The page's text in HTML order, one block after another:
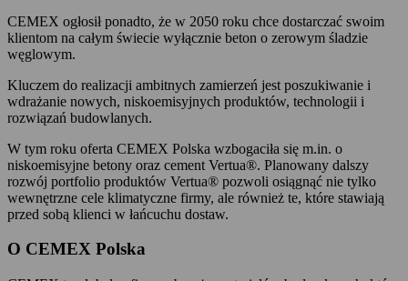
CEMEX ogłosił ponadto, że w 2050 roku chce dostarczać swoim
klientom na całym świecie wyłącznie beton o zerowym śladzie
węglowym.
Kluczem do realizacji ambitnych zamierzeń jest poszukiwanie i
wdrażanie nowych, niskoemisyjnych produktów, technologii i
rozwiązań budowlanych.
W tym roku oferta CEMEX Polska wzbogaciła się m.in. o
niskoemisyjne betony oraz cement Vertua®. Planowany dalszy
rozwój portfolio produktów Vertua® pozwoli osiągnąć nie tylko
wewnętrzne cele klimatyczne firmy, ale również te, które stawiają
przed sobą klienci w łańcuchu dostaw.
O CEMEX Polska